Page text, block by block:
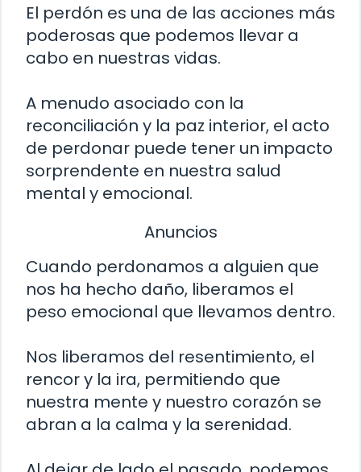
El perdón es una de las acciones más
poderosas que podemos llevar a
cabo en nuestras vidas.
A menudo asociado con la
reconciliación y la paz interior, el acto
de perdonar puede tener un impacto
sorprendente en nuestra salud
mental y emocional.
Anuncios
Cuando perdonamos a alguien que
nos ha hecho daño, liberamos el
peso emocional que llevamos dentro.
Nos liberamos del resentimiento, el
rencor y la ira, permitiendo que
nuestra mente y nuestro corazón se
abran a la calma y la serenidad.